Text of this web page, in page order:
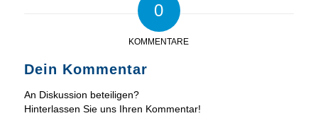
0
KOMMENTARE
Dein Kommentar
An Diskussion beteiligen?
Hinterlassen Sie uns Ihren Kommentar!